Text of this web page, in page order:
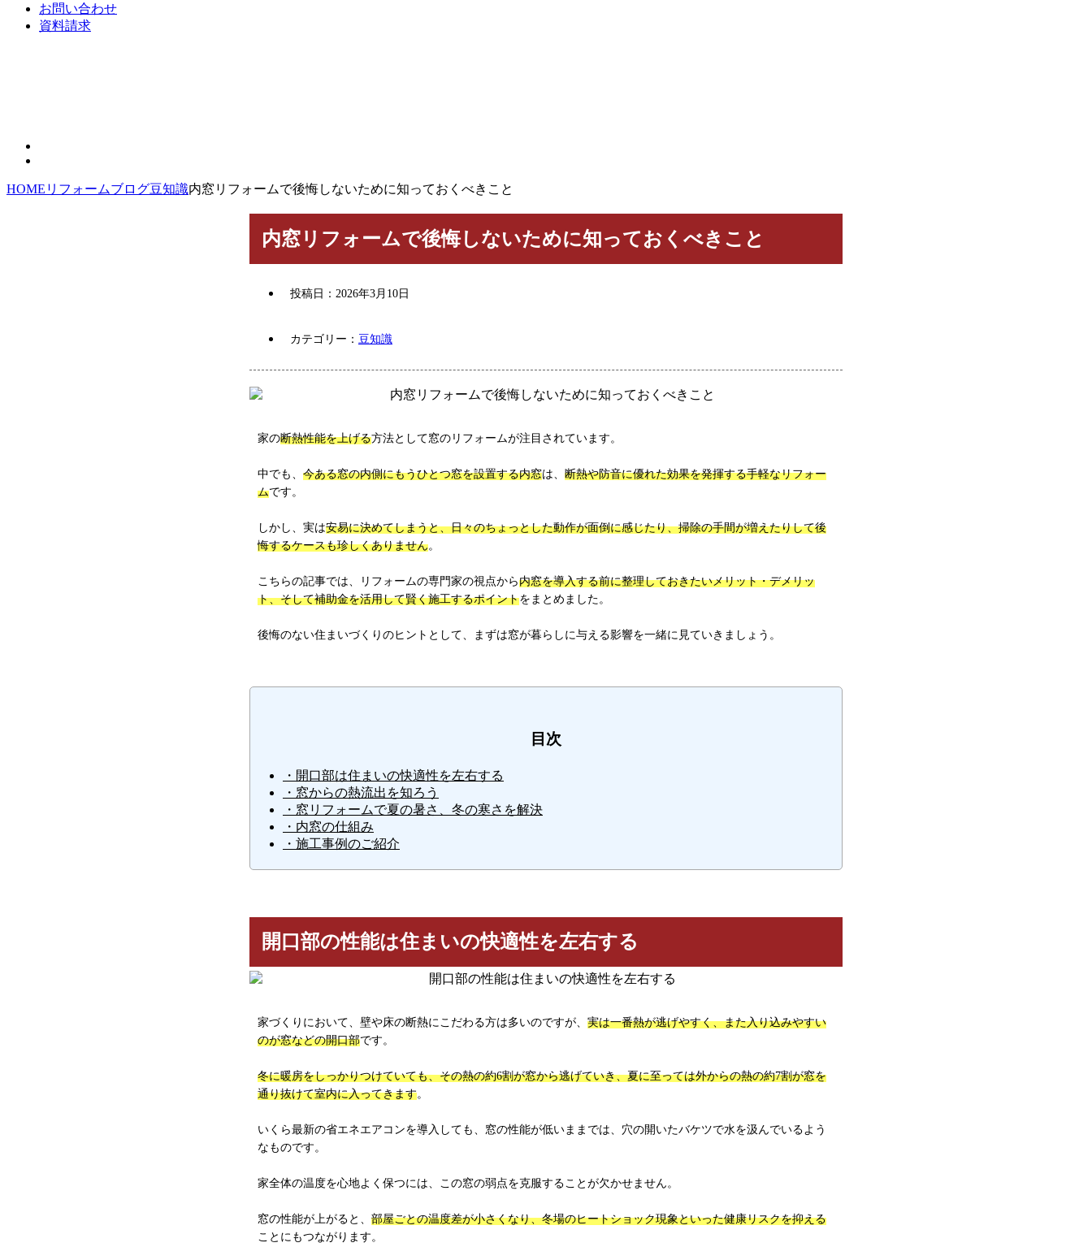
お問い合わせ
資料請求
HOME リフォームブログ豆知識内窓リフォームで後悔しないために知っておくべきこと
内窓リフォームで後悔しないために知っておくべきこと
投稿日： 2026年3月10日
カテゴリー： 豆知識
家の断熱性能を上げる方法として窓のリフォームが注目されています。
中でも、 今ある窓の内側にもうひとつ窓を設置する内窓は、 断熱や防音に優れた効果を発揮する手軽なリフォー
ムです。
しかし、実は安易に決めてしまうと、日々のちょっとした動作が面倒に感じたり、掃除の手間が増えたりして後
悔するケースも珍しくありません。
こちらの記事では、リフォームの専門家の視点から内窓を導入する前に整理しておきたいメリット・デメリッ
ト、そして補助金を活用して賢く施工するポイントをまとめました。
後悔のない住まいづくりのヒントとして、まずは窓が暮らしに与える影響を一緒に見ていきましょう。
目次
・開口部は住まいの快適性を左右する
・窓からの熱流出を知ろう
・窓リフォームで夏の暑さ、冬の寒さを解決
・内窓の仕組み
・施工事例のご紹介
開口部の性能は住まいの快適性を左右する
家づくりにおいて、壁や床の断熱にこだわる方は多いのですが、 実は一番熱が逃げやすく、また入り込みやすい
のが窓などの開口部です。
冬に暖房をしっかりつけていても、その熱の約6割が窓から逃げていき、夏に至っては外からの熱の約7割が窓を
通り抜けて室内に入ってきます。
いくら最新の省エネエアコンを導入しても、窓の性能が低いままでは、穴の開いたバケツで水を汲んでいるよう
なものです。
家全体の温度を心地よく保つには、この窓の弱点を克服することが欠かせません。
窓の性能が上がると、 部屋ごとの温度差が小さくなり、冬場のヒートショック現象といった健康リスクを抑える
ことにもつながります。